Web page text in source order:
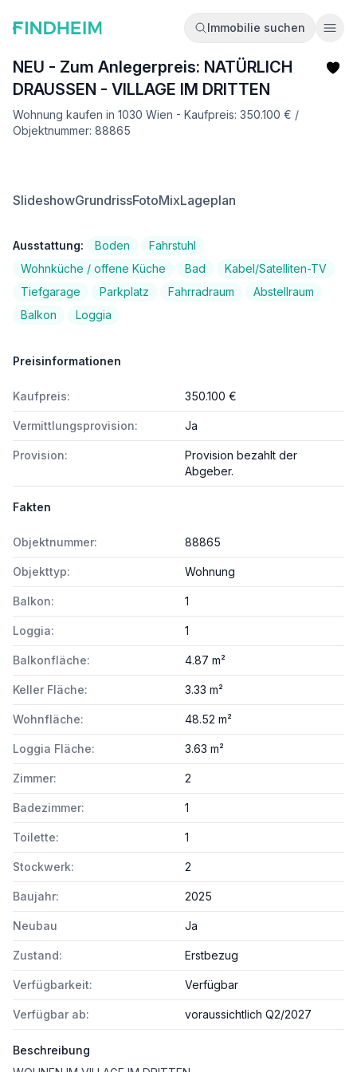
Immobilie suchen
NEU - Zum Anlegerpreis: NATÜRLICH
DRAUSSEN - VILLAGE IM DRITTEN
Wohnung kaufen in 1030 Wien - Kaufpreis: 350.100 € /
Objektnummer: 88865
SlideshowGrundrissFotoMixLageplan
Ausstattung: Boden
Fahrstuhl
Wohnküche / offene Küche
Bad
Kabel/Satelliten-TV
Tiefgarage
Parkplatz Fahrradraum
Abstellraum
Balkon
Loggia
Preisinformationen
Kaufpreis: 350.100 €
Vermittlungsprovision: Ja
Provision:
Provision bezahlt der
Abgeber.
Fakten
Objektnummer: 88865
Objekttyp: Wohnung
Balkon: 1
Loggia: 1
Balkonfläche: 4.87 m²
Keller Fläche: 3.33 m²
Wohnfläche: 48.52 m²
Loggia Fläche: 3.63 m²
Zimmer: 2
Badezimmer: 1
Toilette: 1
Stockwerk: 2
Baujahr: 2025
Neubau Ja
Zustand: Erstbezug
Verfügbarkeit: Verfügbar
Verfügbar ab: voraussichtlich Q2/2027
Beschreibung